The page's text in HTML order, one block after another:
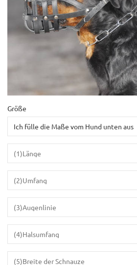
Größe